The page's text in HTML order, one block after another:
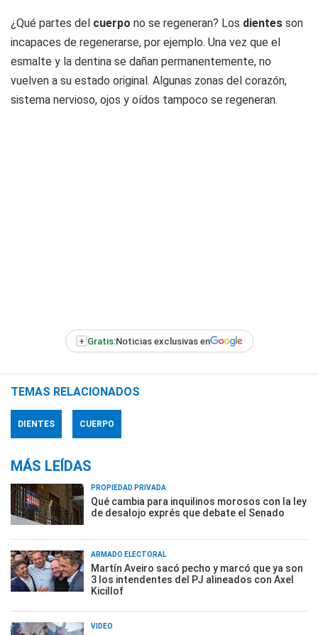
¿Qué partes del cuerpo no se regeneran? Los dientes son
incapaces de regenerarse, por ejemplo. Una vez que el
esmalte y la dentina se dañan permanentemente, no
vuelven a su estado original. Algunas zonas del corazón,
sistema nervioso, ojos y oídos tampoco se regeneran.
+ Gratis:Noticias exclusivas en
TEMAS RELACIONADOS
DIENTES CUERPO
MÁS LEÍDAS
PROPIEDAD PRIVADA
Qué cambia para inquilinos morosos con la ley
de desalojo exprés que debate el Senado
ARMADO ELECTORAL
Martín Aveiro sacó pecho y marcó que ya son
3 los intendentes del PJ alineados con Axel
Kicillof
VIDEO